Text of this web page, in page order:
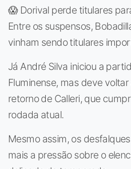
😱 Dorival perde titulares
Entre os suspensos,
vinham sendo titulares
Já André Silva iniciou a
Fluminense, mas deve
retorno de Calleri, que
rodada atual.
Mesmo assim, os
mais a pressão sobre o